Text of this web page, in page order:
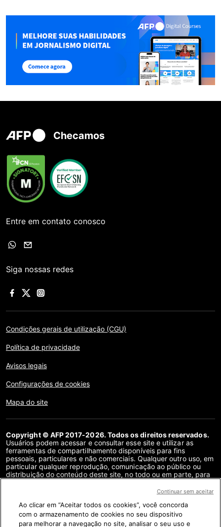
Checamos
Entre em contato conosco
Siga nossas redes
Condições gerais de utilização (CGU)
Política de privacidade
Avisos legais
Configurações de cookies
Mapa do site
Copyright © AFP 2017-2026. Todos os direitos reservados.
Usuários podem acessar e consultar esse site e utilizar as
ferramentas de compartilhamento disponíveis para fins
pessoais, particulares e não comerciais. Qualquer outro uso, em
particular qualquer reprodução, comunicação ao público ou
distribuição do conteúdo deste site, no todo ou em parte, para
contrato de licença específico assinado com a AFP, é
meio de links no conteúdo de verificação de fatos são
fornecidos na medida necessária para a correta compreensão
da checagem da informação em questão. A AFP não obteve
Ao clicar em “Aceitar todos os cookies”, você concorda
com o armazenamento de cookies no seu dispositivo
para melhorar a navegação no site, analisar o seu uso e
Continuar sem aceitar